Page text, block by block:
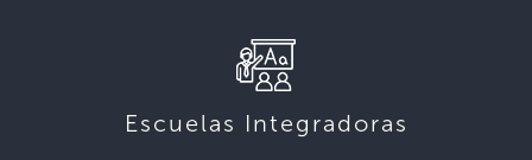
Escuelas Integradoras